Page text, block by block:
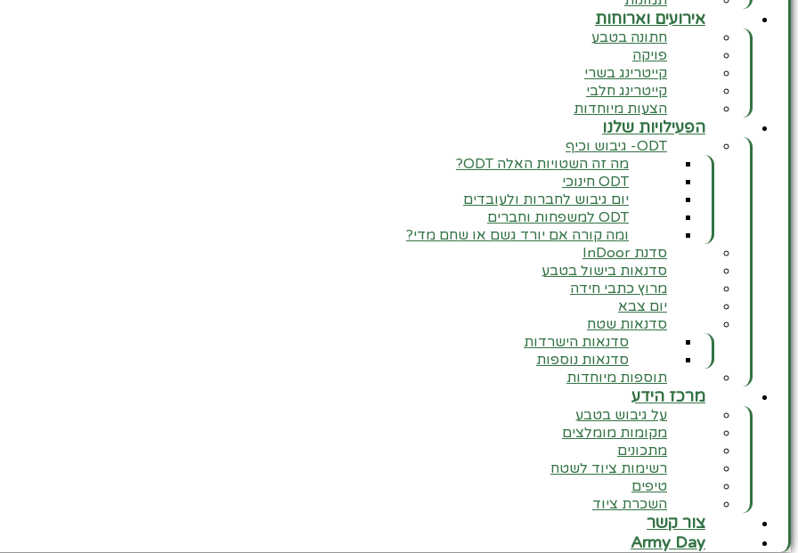
אירועים וארוחות
חתונה בטבע
פויקה
קייטרינג בשרי
קייטרינג חלבי
הצעות מיוחדות
הפעילויות שלנו
ODT- גיבוש וכיף
מה זה השטויות האלה ODT?
ODT חינוכי
יום גיבוש לחברות ולעובדים
ODT למשפחות וחברים
ומה קורה אם יורד גשם או שחם מדי?
סדנת InDoor
סדנאות בישול בטבע
מרוץ כתבי חידה
יום צבא
סדנאות שטח
סדנאות הישרדות
סדנאות נוספות
תוספות מיוחדות
מרכז הידע
על גיבוש בטבע
מקומות מומלצים
מתכונים
רשימות ציוד לשטח
טיפים
השכרת ציוד
צור קשר
Army Day